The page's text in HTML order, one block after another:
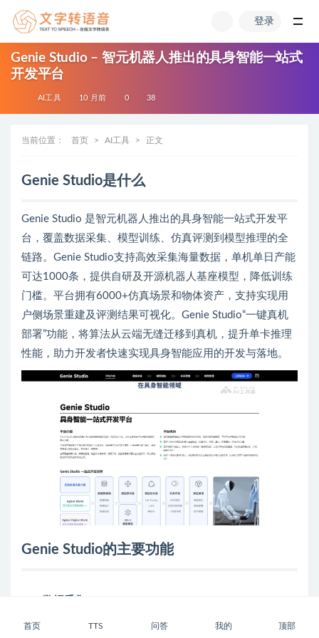
登录
Genie Studio – 智元机器人推出的具身智能一站式
开发平台
AI工具 10 月前 0 38
当前位置： 首页 AI工具 正文
Genie Studio是什么
Genie Studio 是智元机器人推出的具身智能一站式开发平
台，覆盖数据采集、模型训练、仿真评测到模型推理的全
链路。Genie Studio支持高效采集海量数据，单机单日产能
可达1000条，提供自研及开源机器人基座模型，降低训练
门槛。平台拥有6000+仿真场景和物体资产，支持实现用
户侧场景重建及评测结果可视化。Genie Studio“一键真机
部署”功能，将算法从云端无缝迁移到真机，提升单卡推理
性能，助力开发者快速实现具身智能应用的开发与落地。
Genie Studio的主要功能
首页 TTS 问答 我的 顶部